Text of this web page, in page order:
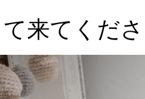
来てくだ